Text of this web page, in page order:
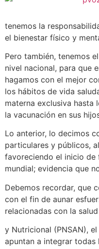
tenemos la
el bienestar físico y
Pero también, tenemos
nivel nacional, para que
hagamos con el mejor
los hábitos de vida
materna exclusiva hasta
la vacunación en sus
Lo anterior, lo decimos
particulares y públicos,
favoreciendo el inicio de
mundial; evidencia que
Debemos recordar, que
con el fin de aunar
relacionadas con la
y Nutricional (PNSAN),
apuntan a integrar todas